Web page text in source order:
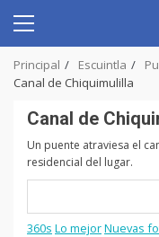
content
Primary
Principal Escuintla
Canal de Chiquimulilla
Canal de
Un puente atraviesa el
residencial del lugar.
360s Lo mejorNuevas